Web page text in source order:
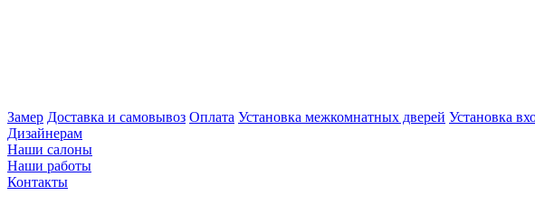
Замер Доставка и самовывоз Оплата Установка межкомнатных дверей Установка
Дизайнерам
Наши салоны
Наши работы
Контакты